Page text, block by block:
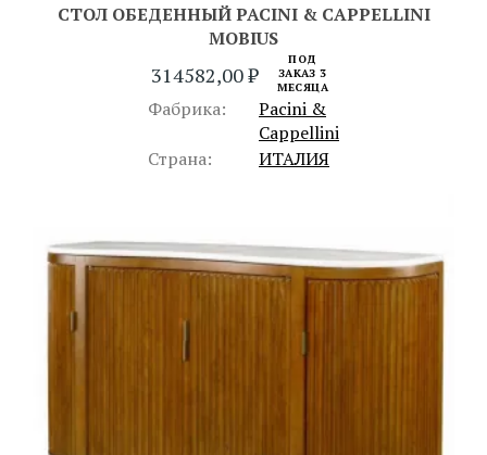
СТОЛ ОБЕДЕННЫЙ PACINI & CAPPELLINI
MOBIUS
314582,00₽
ПОД
ЗАКАЗ 3
МЕСЯЦА
Фабрика:
Pacini &
Cappellini
Страна:
ИТАЛИЯ